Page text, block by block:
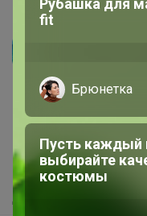
Как здесь все
Как сделать заказ?
Как получить?
Доставка
Носки
цене